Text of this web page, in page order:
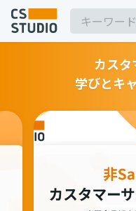
2025.03.19
ル作成
カスタマ
BPaaS
BPO
カスタ
学びとキ